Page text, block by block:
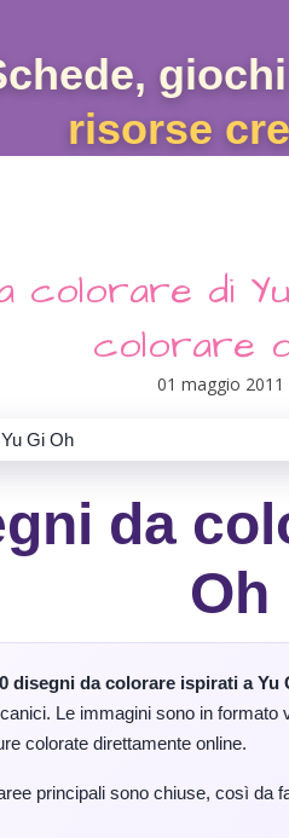
risorse
colorare di
colorare
01 maggio 2011
da
Oh
disegni da colorare ispirati a Yu
Le immagini sono in formato
colorate direttamente online.
principali sono chiuse, così da